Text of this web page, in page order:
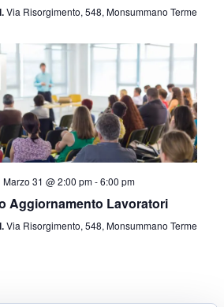
Via Risorgimento, 548, Monsummano Terme
Marzo 31 @ 2:00 pm-6:00 pm
Aggiornamento Lavoratori
Via Risorgimento, 548, Monsummano Terme